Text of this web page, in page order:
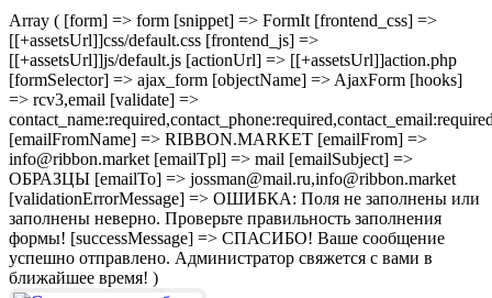
Array ( [form] => form [snippet] => FormIt [frontend_css] =>
[[+assetsUrl]]css/default.css [frontend_js] =>
[[+assetsUrl]]js/default.js [actionUrl] => [[+assetsUrl]]action.php
[formSelector] => ajax_form [objectName] => AjaxForm [hooks]
=> rcv3,email [validate] =>
[emailFromName] => RIBBON.MARKET [emailFrom] =>
info@ribbon.market [emailTpl] => mail [emailSubject] =>
ОБРАЗЦЫ [emailTo] => jossman@mail.ru,info@ribbon.market
[validationErrorMessage] => ОШИБКА: Поля не заполнены или
заполнены неверно. Проверьте правильность заполнения
формы! [successMessage] => СПАСИБО! Ваше сообщение
успешно отправлено. Администратор свяжется с вами в
ближайшее время! )